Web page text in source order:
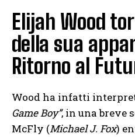
Elijah Wood
della sua
Ritorno al
Wood ha infatti
Game Boy”, in una breve
McFly (Michael J. Fox)